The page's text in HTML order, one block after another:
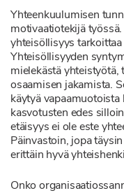
Yhteenkuulumisen
motivaatiotekijä
yhteisöllisyys
Yhteisöllisyyden
mielekästä yhteistyötä,
osaamisen jakamista.
käytyä
kasvotusten edes
etäisyys ei ole este
Päinvastoin, jopa
erittäin hyvä
Onko